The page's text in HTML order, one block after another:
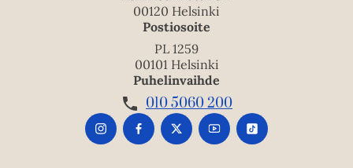
00120 Helsinki
Postiosoite
PL 1259
00101 Helsinki
Puhelinvaihde
010 5060 200